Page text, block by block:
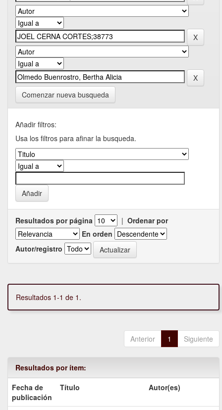
Comenzar nueva busqueda
Añadir filtros:
Usa los filtros para afinar la busqueda.
Resultados por página | Ordenar por
En orden
Autor/registro
Resultados 1-1 de 1.
Anterior 1 Siguiente
Resultados por ítem:
Fecha de
publicación
Título Autor(es)